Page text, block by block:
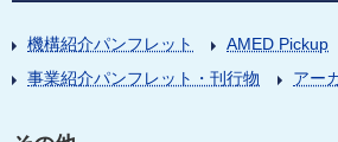
機構紹介パンフレット AMED Pickup
事業紹介パンフレット・刊行物
アー